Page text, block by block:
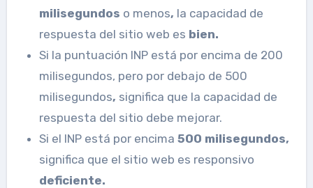
milisegundos o menos, la capacidad de
respuesta del sitio web es bien.
Si la puntuación INP está por encima de 200
milisegundos, pero por debajo de 500
milisegundos, significa que la capacidad de
respuesta del sitio debe mejorar.
Si el INP está por encima 500 milisegundos,
significa que el sitio web es responsivo
deficiente.